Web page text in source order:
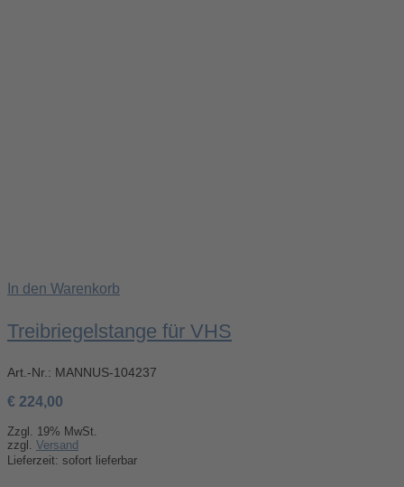
In den Warenkorb
Treibriegelstange für VHS
Art.-Nr.: MANNUS-104237
€ 224,00
Zzgl. 19% MwSt.
zzgl. Versand
Lieferzeit: sofort lieferbar